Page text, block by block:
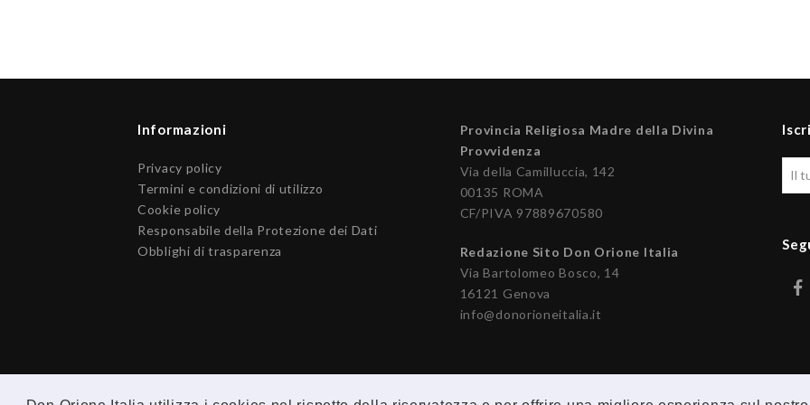
Informazioni
Privacy policy
Termini e condizioni di utilizzo
Cookie policy
Responsabile della Protezione dei Dati
Obblighi di trasparenza
Provincia Religiosa Madre della Divina
Provvidenza
Via della Camilluccia, 142
00135 ROMA
CF/PIVA 97889670580
Redazione Sito Don Orione Italia
Via Bartolomeo Bosco, 14
16121 Genova
info@donorioneitalia.it